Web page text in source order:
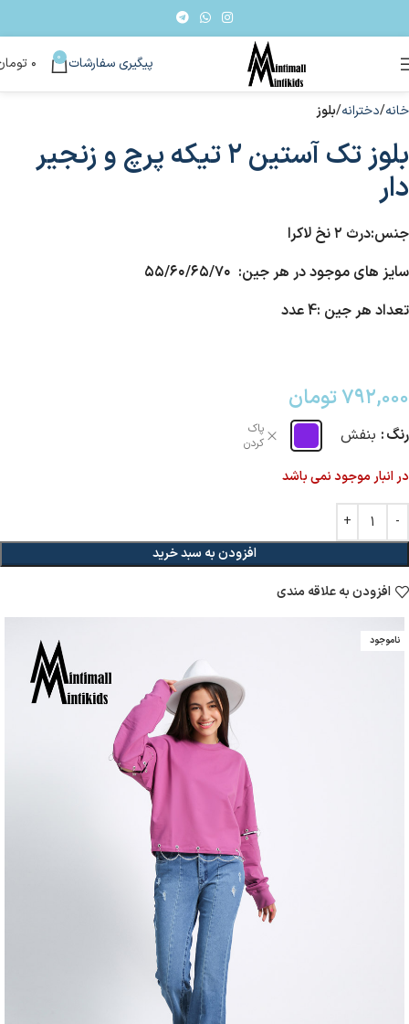
پیگیری سفارشات 0 ۰
خانه دخترانه بلوز
بلوز تک آستین ۲ تیکه پرچ و زنجیر
دار
جنس:درث ۲ نخ لاکرا
سایز های موجود در هر جین: ۵۵/۶۰/۶۵/۷۰
تعداد هر جین :4 عدد
۷۹۲,۰۰۰تومان
رنگ بنفش
پاک
کردن
در انبار موجود نمی باشد
افزودن به سبد خرید
افزودن به علاقه مندی
ناموجود